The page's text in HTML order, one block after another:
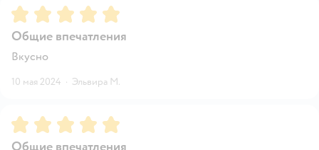
Рейтинг:5
Общие впечатления
Вкусно
10 мая 2024 · Эльвира М.
Рейтинг:5